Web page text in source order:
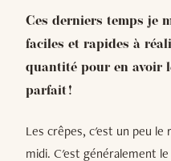
Ces derniers temps je
faciles et rapides à
quantité pour en avoir
parfait !
Les crêpes, c'est un peu
midi. C'est généralement